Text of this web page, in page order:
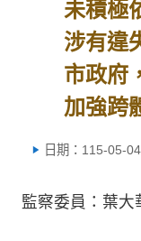
未積極
涉有違
市政府
加強跨
日期：115-05-04
監察委員：葉大